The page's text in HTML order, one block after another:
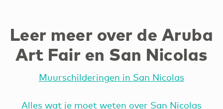
Leer meer over de Aruba
Art Fair en San Nicolas
Muurschilderingen in San Nicolas
Alles wat je moet weten over San Nicolas